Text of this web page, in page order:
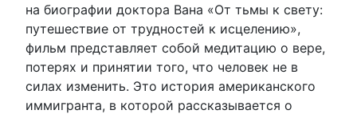
на биографии доктора Вана «От тьмы к свету:
путешествие от трудностей к исцелению»,
фильм представляет собой медитацию о вере,
потерях и принятии того, что человек не в
силах изменить. Это история американского
иммигранта, в которой рассказывается о